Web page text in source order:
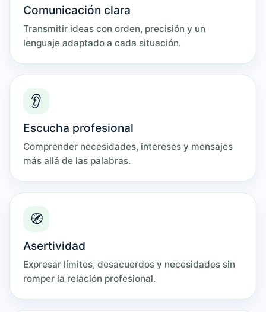
Comunicación clara
Transmitir ideas con orden, precisión y un
lenguaje adaptado a cada situación.
👂
Escucha profesional
Comprender necesidades, intereses y mensajes
más allá de las palabras.
🧭
Asertividad
Expresar límites, desacuerdos y necesidades sin
romper la relación profesional.